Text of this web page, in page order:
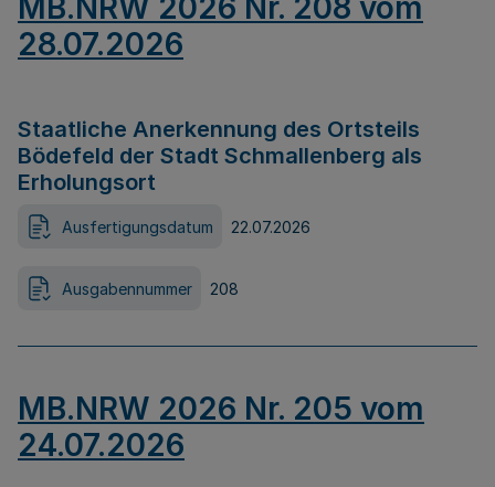
MB.NRW 2026 Nr. 208 vom
28.07.2026
Staatliche Anerkennung des Ortsteils
Bödefeld der Stadt Schmallenberg als
Erholungsort
Ausfertigungsdatum 22.07.2026
Ausgabennummer 208
MB.NRW 2026 Nr. 205 vom
24.07.2026